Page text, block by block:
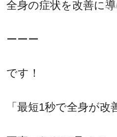
全身の症状を改善に
ーーー
です！
「最短1秒で全身が改